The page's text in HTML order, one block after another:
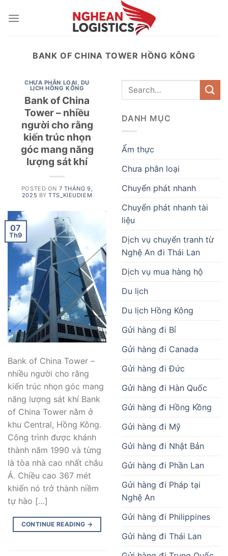
BANK OF CHINA TOWER HỒNG KÔNG
CHƯA PHÂN LOẠI, DU
LỊCH HỒNG KÔNG
Bank of China
Tower – nhiều
người cho rằng
kiến trúc nhọn
góc mang năng
lượng sát khí
POSTED ON 7 THÁNG 9,
2025 BYTTS_KIEUDIEM
07
Th9
Bank of China Tower –
nhiều người cho rằng
kiến trúc nhọn góc mang
năng lượng sát khí Bank
of China Tower nằm ở
khu Central, Hồng Kông.
Công trình được khánh
thành năm 1990 và từng
là tòa nhà cao nhất châu
Á. Chiều cao 367 mét
khiến nó trở thành niềm
tự hào […]
CONTINUE READING →
DANH MỤC
Ẩm thực
Chưa phân loại
Chuyển phát nhanh
Chuyển phát nhanh tài
liệu
Dịch vụ chuyển tranh từ
Nghệ An đi Thái Lan
Dịch vụ mua hàng hộ
Du lịch
Du lịch Hồng Kông
Gửi hàng đi Bỉ
Gửi hàng đi Canada
Gửi hàng đi Đức
Gửi hàng đi Hàn Quốc
Gửi hàng đi Hồng Kồng
Gửi hàng đi Mỹ
Gửi hàng đi Nhật Bản
Gửi hàng đi Phần Lan
Gửi hàng đi Pháp tại
Nghệ An
Gửi hàng đi Philippines
Gửi hàng đi Thái Lan